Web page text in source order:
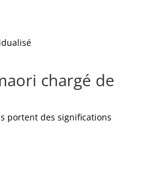
chargé de
portent des significations